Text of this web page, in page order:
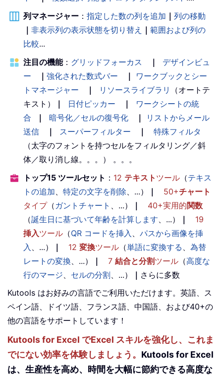
列マネージャー ： 指定した数の列を追加 ｜ 列の移動
｜ 非表示列の表示状態を切り替え ｜ 範囲および列の
比較...
注目の機能： グリッドフォーカス ｜
デザインビュ
ー
｜ 強化された数式バー ｜
ワークブックとシー
トマネージャー
｜ リソースライブラリ
（オートテ
キスト）
｜ 日付ピッカー ｜
ワークシートの統
合
｜ 暗号化／セルの復号化 ｜
リストからメール
送信
｜ スーパーフィルター ｜
特殊フィルタ
（太字のフォントを持つセルをフィルタリング／斜
体／取り消し線。。。） 。。。
トップ15 ツールセット ： 12 テキスト ツール （テキス
トの追加
特定の文字を削除 、...） ｜ 50+チャート
タイプ（ ガントチャート 、...） ｜ 40+実用的関数
（誕生日に基づいて年齢を計算します 、...） ｜
19
挿入ツール （QR コードを挿入
パスから画像を挿
入
、...） ｜ 12 変換ツール （単語に変換する
為替
レートの変換 、...） ｜ 7 結合と分割ツール （高度な
行のマージ
セルの分割 、...） ｜ さらに多数
Kutools はお好みの言語でご利用いただけます。英語、ス
ペイン語、ドイツ語、フランス語、中国語、および40+の
他の言語をサポートしています！
Kutools for Excel でExcel スキルを強化し、これま
でにない効率を体験しましょう。 Kutools for Excel
は、生産性を高め、時間を大幅に節約できる高度な